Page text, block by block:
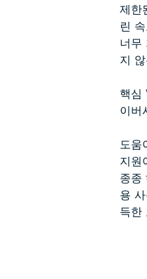
제한
린
너무
지
핵심
이버
도움
지원
종종
용
득한